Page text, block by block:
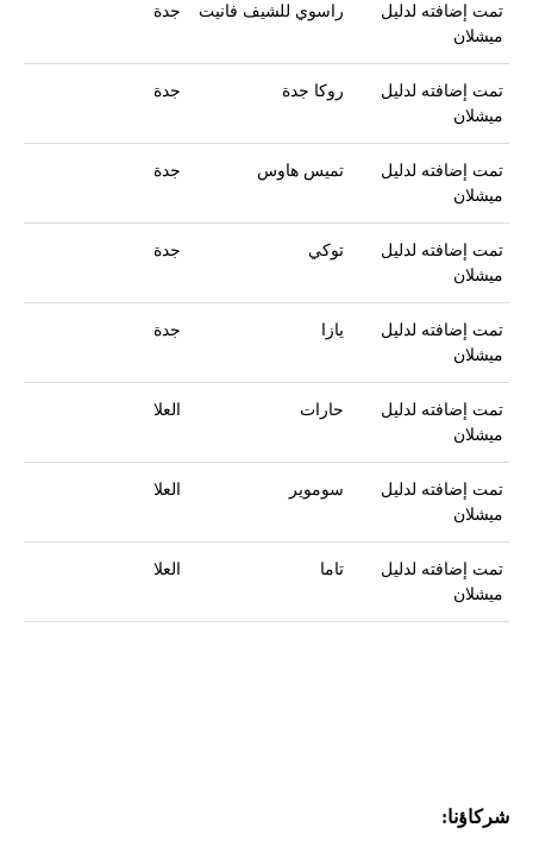
تمت إضافته لدليل
ميشلان
راسوي للشيف فانيت جدة
تمت إضافته لدليل
ميشلان
روكا جدة جدة
تمت إضافته لدليل
ميشلان
تميس هاوس جدة
تمت إضافته لدليل
ميشلان
توكي جدة
تمت إضافته لدليل
ميشلان
يازا جدة
تمت إضافته لدليل
ميشلان
حارات العلا
تمت إضافته لدليل
ميشلان
سوموير العلا
تمت إضافته لدليل
ميشلان
تاما العلا
شركاؤنا: